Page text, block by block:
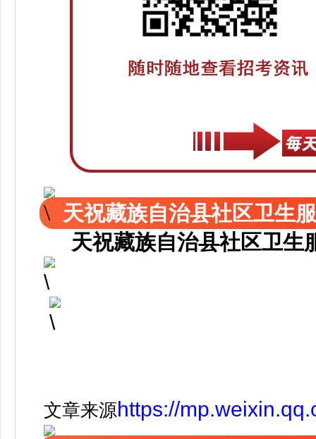
天祝藏族自治县社区卫生
天祝藏族自治县社区卫生
文章来源https://